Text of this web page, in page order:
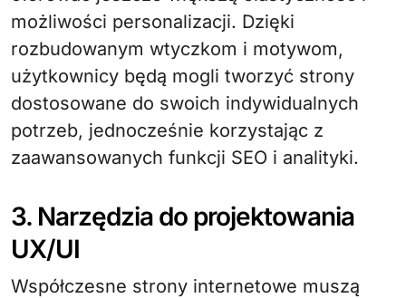
możliwości personalizacji. Dzięki
rozbudowanym wtyczkom i motywom,
użytkownicy będą mogli tworzyć strony
dostosowane do swoich indywidualnych
potrzeb, jednocześnie korzystając z
zaawansowanych funkcji SEO i analityki.
3. Narzędzia do projektowania
UX/UI
Współczesne strony internetowe muszą